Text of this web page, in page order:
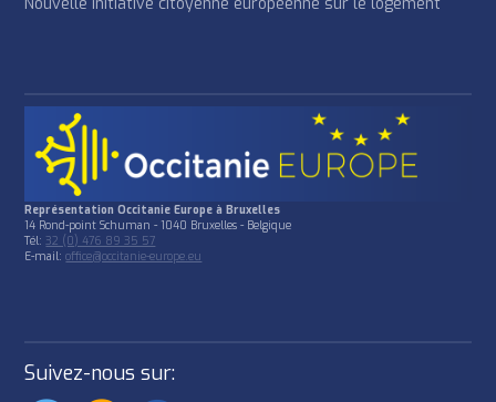
Représentation Occitanie Europe à Bruxelles
14 Rond-point Schuman - 1040 Bruxelles - Belgique
Tél:32 (0) 476 89 35 57
E-mail:office@occitanie-europe.eu
Suivez-nous sur: